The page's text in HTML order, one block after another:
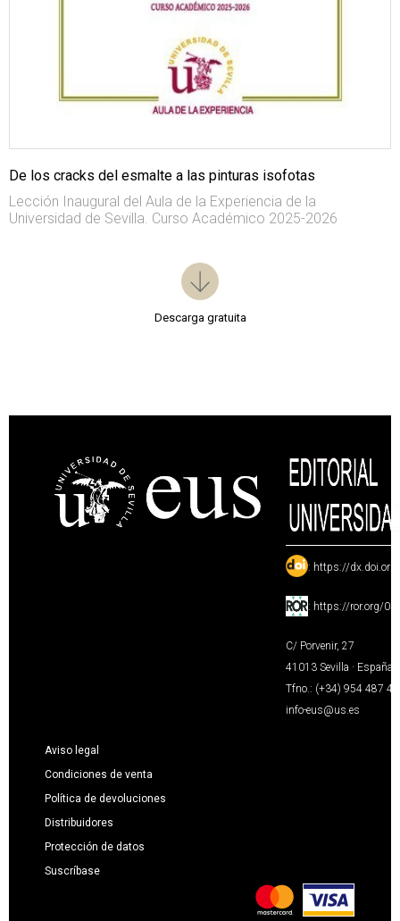
De los cracks del esmalte a las pinturas isofotas
Lección Inaugural del Aula de la Experiencia de la
Universidad de Sevilla. Curso Académico 2025-2026
Descarga gratuita
: https://
: https://ror.org/
C/ Porvenir, 27
41013 Sevilla · España
Tfno.: (+34) 954 487
info-eus@us.es
Aviso legal
Condiciones de venta
Política de devoluciones
Distribuidores
Protección de datos
Suscríbase